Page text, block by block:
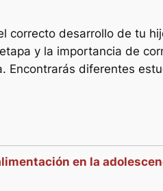
correcto desarrollo de tu
y la importancia de
Encontrarás diferentes
en la